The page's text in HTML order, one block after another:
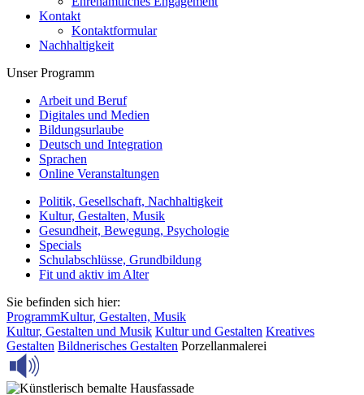
Kontakt
Kontaktformular
Nachhaltigkeit
Unser Programm
Arbeit und Beruf
Digitales und Medien
Bildungsurlaube
Deutsch und Integration
Sprachen
Online Veranstaltungen
Politik, Gesellschaft, Nachhaltigkeit
Kultur, Gestalten, Musik
Gesundheit, Bewegung, Psychologie
Specials
Schulabschlüsse, Grundbildung
Fit und aktiv im Alter
Sie befinden sich hier:
ProgrammKultur, Gestalten, Musik
Kultur, Gestalten und Musik Kultur und Gestalten Kreatives
Gestalten Bildnerisches Gestalten Porzellanmalerei